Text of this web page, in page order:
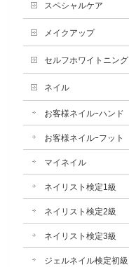
スペシャルケア
メイクアップ
セルフホワイトニング
ネイル
お客様ネイルｰハンド
お客様ネイルｰフット
マイネイル
ネイリスト検定1級
ネイリスト検定2級
ネイリスト検定3級
ジェルネイル検定初級